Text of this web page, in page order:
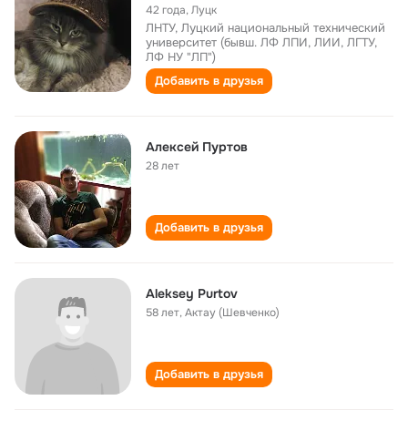
42 года,Луцк
ЛНТУ, Луцкий национальный технический
университет (бывш. ЛФ ЛПИ, ЛИИ, ЛГТУ,
ЛФ НУ "ЛП")
Добавить в друзья
Алексей Пуртов
28 лет
Добавить в друзья
Aleksey Purtov
58 лет,Актау (Шевченко)
Добавить в друзья